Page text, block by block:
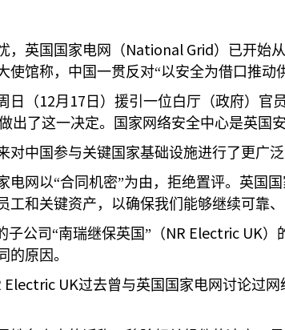
，英国国家电网（National Grid）已开始
使馆称，中国一贯反对“以安全为借口推动
日（12月 17 日）援引一位白厅（政府）官
出了这一决定。国家网络安全中心是英国
对中国参与关键国家基础设施进行了更广泛
电网以“合同机密”为由，拒绝置评。英国
工和关键资产，以确保我们能够继续可靠
子公司“南瑞继保英国”（ NR Electric UK）
的原因。
Electric UK过去曾与英国国家电网讨论过网